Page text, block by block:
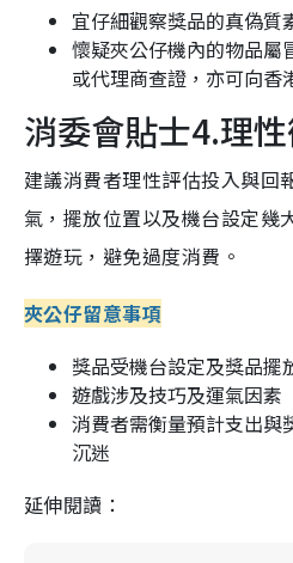
宜仔細觀察獎品的真偽質
懷疑夾公仔機內的物品屬
或代理商查證，亦可向香
消委會貼士4.理
建議消費者理性評估投入與回
氣，擺放位置以及機台設定幾
擇遊玩，避免過度消費。
夾公仔留意事項
獎品受機台設定及獎品擺
遊戲涉及技巧及運氣因素
消費者需衡量預計支出與
沉迷
延伸閱讀：